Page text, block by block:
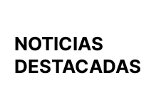
NOTICIAS
DESTACADAS